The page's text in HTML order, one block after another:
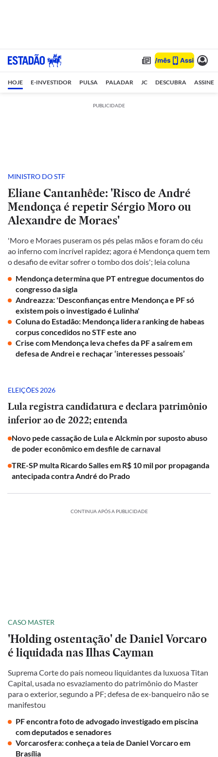
HOJE E-INVESTIDOR PULSA PALADAR JC DESCUBRA ASSINE
PUBLICIDADE
MINISTRO DO STF
Eliane Cantanhêde: 'Risco de André
Mendonça é repetir Sérgio Moro ou
Alexandre de Moraes'
'Moro e Moraes puseram os pés pelas mãos e foram do céu
ao inferno com incrível rapidez; agora é Mendonça quem tem
o desafio de evitar sofrer o tombo dos dois'; leia coluna
Mendonça determina que PT entregue documentos do
congresso da sigla
Andreazza: 'Desconfianças entre Mendonça e PF só
existem pois o investigado é Lulinha'
Coluna do Estadão: Mendonça lidera ranking de habeas
corpus concedidos no STF este ano
Crise com Mendonça leva chefes da PF a saírem em
defesa de Andrei e rechaçar ‘interesses pessoais’
ELEIÇÕES 2026
Lula registra candidatura e declara patrimônio
inferior ao de 2022; entenda
Novo pede cassação de Lula e Alckmin por suposto abuso
de poder econômico em desfile de carnaval
TRE-SP multa Ricardo Salles em R$ 10 mil por propaganda
antecipada contra André do Prado
CONTINUA APÓS A PUBLICIDADE
CASO MASTER
'Holding ostentação' de Daniel Vorcaro
é liquidada nas Ilhas Cayman
Suprema Corte do país nomeou liquidantes da luxuosa Titan
Capital, usada no esvaziamento do patrimônio do Master
para o exterior, segundo a PF; defesa de ex-banqueiro não se
manifestou
PF encontra foto de advogado investigado em piscina
com deputados e senadores
Vorcarosfera: conheça a teia de Daniel Vorcaro em
Brasília